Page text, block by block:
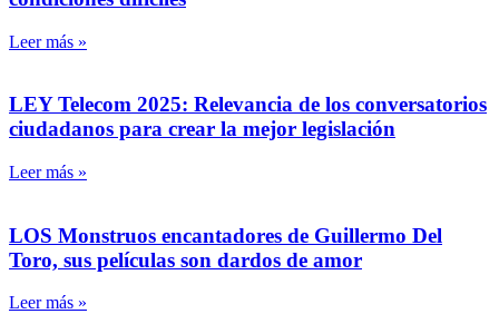
Leer más »
LEY Telecom 2025: Relevancia de los conversatorios
ciudadanos para crear la mejor legislación
Leer más »
LOS Monstruos encantadores de Guillermo Del
Toro, sus películas son dardos de amor
Leer más »